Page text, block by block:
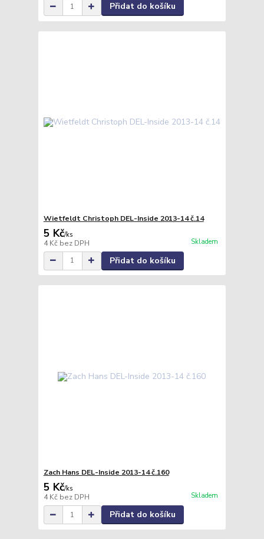
Přidat do košíku
Wietfeldt Christoph DEL-Inside 2013-14 č.14
5 Kč/ks
4 Kč bez DPH Skladem
Přidat do košíku
Zach Hans DEL-Inside 2013-14 č.160
5 Kč/ks
4 Kč bez DPH Skladem
Přidat do košíku